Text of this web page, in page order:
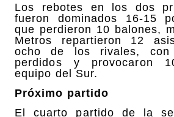
Los rebotes en los dos
fueron dominados 16-15
que perdieron 10 balones,
Metros repartieron 12
ocho de los rivales, con
perdidos y provocaron
equipo del Sur.
Próximo partido
El cuarto partido de la